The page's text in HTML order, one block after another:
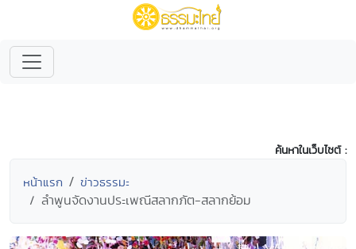
ค้นหาในเว็บไซต์ :
หน้าแรก ข่าวธรรมะ
ลำพูนจัดงานประเพณีสลากภัต-สลากย้อม